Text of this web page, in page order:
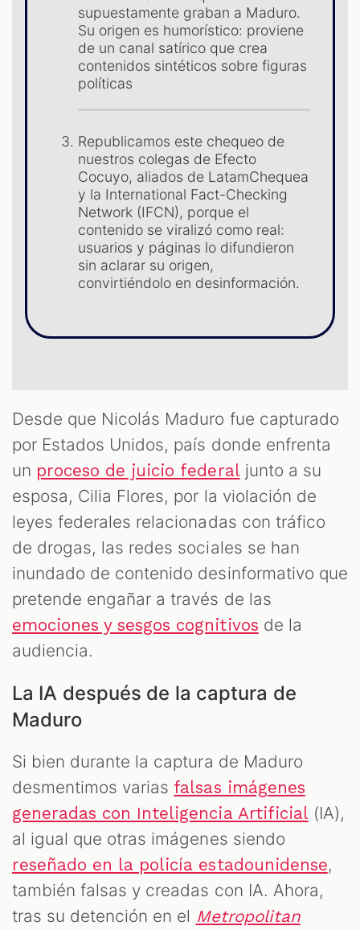
supuestamente graban a Maduro.
Su origen es humorístico: proviene
de un canal satírico que crea
contenidos sintéticos sobre figuras
políticas
Republicamos este chequeo de
nuestros colegas de Efecto
Cocuyo, aliados de LatamChequea
y la International Fact-Checking
Network (IFCN), porque el
contenido se viralizó como real:
usuarios y páginas lo difundieron
sin aclarar su origen,
convirtiéndolo en desinformación.
Desde que Nicolás Maduro fue capturado
por Estados Unidos, país donde enfrenta
un proceso de juicio federaljunto a su
esposa, Cilia Flores, por la violación de
leyes federales relacionadas con tráfico
de drogas, las redes sociales se han
inundado de contenido desinformativo que
pretende engañar a través de las
emociones y sesgos cognitivos de la
audiencia.
La IA después de la captura de
Maduro
Si bien durante la captura de Maduro
desmentimos varias falsas imágenes
generadas con Inteligencia Artificial(IA),
al igual que otras imágenes siendo
reseñado en la policía estadounidense,
también falsas y creadas con IA. Ahora,
tras su detención en el Metropolitan